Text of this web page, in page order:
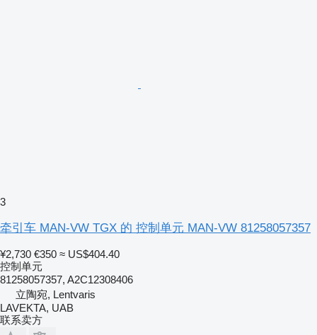
3
牵引车 MAN-VW TGX 的 控制单元 MAN-VW 81258057357
¥2,730 €350 ≈ US$404.40
控制单元
81258057357, A2C12308406
立陶宛, Lentvaris
LAVEKTA, UAB
联系卖方